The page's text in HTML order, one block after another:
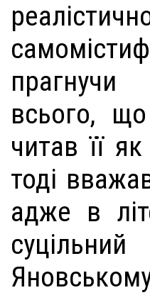
прагнучи
всього, що
читав її
тоді
адже в